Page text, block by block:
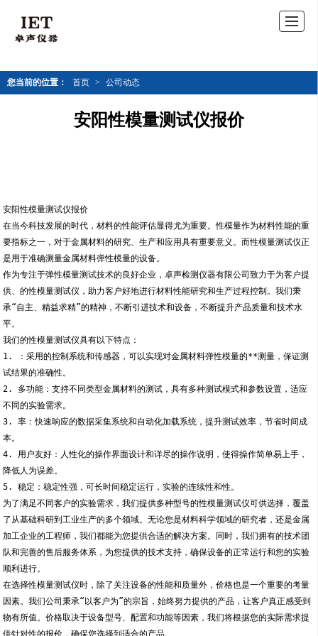
您当前的位置： 首页 > 公司动态
安阳性模量测试仪报价
安阳性模量测试仪报价
在当今科技发展的时代，材料的性能评估显得尤为重要。性模量作为材料性能的重
要指标之一，对于金属材料的研究、生产和应用具有重要意义。而性模量测试仪正
是用于准确测量金属材料弹性模量的设备。
作为专注于弹性模量测试技术的良好企业，卓声检测仪器有限公司致力于为客户提
供、的性模量测试仪，助力客户好地进行材料性能研究和生产过程控制。我们秉
承“自主、精益求精”的精神，不断引进技术和设备，不断提升产品质量和技术水
平。
我们的性模量测试仪具有以下特点：
1. ：采用的控制系统和传感器，可以实现对金属材料弹性模量的**测量，保证测
试结果的准确性。
2. 多功能：支持不同类型金属材料的测试，具有多种测试模式和参数设置，适应
不同的实验需求。
3. 率：快速响应的数据采集系统和自动化加载系统，提升测试效率，节省时间成
本。
4. 用户友好：人性化的操作界面设计和详尽的操作说明，使得操作简单易上手，
降低人为误差。
5. 稳定：稳定性强，可长时间稳定运行，实验的连续性和性。
为了满足不同客户的实验需求，我们提供多种型号的性模量测试仪可供选择，覆盖
了从基础科研到工业生产的多个领域。无论您是材料科学领域的研究者，还是金属
加工企业的工程师，我们都能为您提供合适的解决方案。同时，我们拥有的技术团
队和完善的售后服务体系，为您提供的技术支持，确保设备的正常运行和您的实验
顺利进行。
在选择性模量测试仪时，除了关注设备的性能和质量外，价格也是一个重要的考量
因素。我们公司秉承“以客户为”的宗旨，始终努力提供的产品，让客户真正感受到
物有所值。价格取决于设备型号、配置和功能等因素，我们将根据您的实际需求提
供针对性的报价，确保您选择到适合的产品。